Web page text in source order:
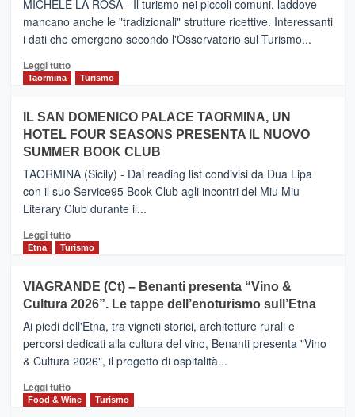
nuovo
collegamento
tra
e
Zanzibar
da
Neos
MICHELE LA ROSA - Il turismo nei piccoli comuni, laddove
mancano anche le "tradizionali" strutture ricettive. Interessanti
i dati che emergono secondo l'Osservatorio sul Turismo...
Leggi tuttoLeggi
PIEDIMONTE
ETNEO
–
Meta
turistica
privilegiata
secondo
dati
di
Anche
la
Alcantara
nei
primi
nella
classifica
Taormina Turismo
IL SAN DOMENICO PALACE TAORMINA, UN
HOTEL FOUR SEASONS PRESENTA IL NUOVO
SUMMER BOOK CLUB
TAORMINA (Sicily) - Dai reading list condivisi da Dua Lipa
con il suo Service95 Book Club agli incontri del Miu Miu
Literary Club durante il...
Leggi tuttoLeggi
di
IL
SAN
DOMENICO
PALACE
TAORMINA,
UN
HOTEL
FOUR
Etna Turismo
VIAGRANDE (Ct) – Benanti presenta “Vino &
Cultura 2026”. Le tappe dell’enoturismo sull’Etna
Ai piedi dell'Etna, tra vigneti storici, architetture rurali e
percorsi dedicati alla cultura del vino, Benanti presenta "Vino
& Cultura 2026", il progetto di ospitalità...
Leggi tuttoLeggi
di
Food & Wine Turismo